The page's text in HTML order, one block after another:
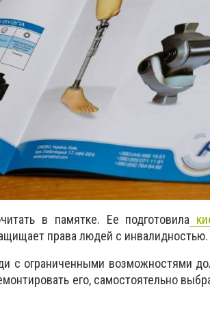
в памятке. Ее подготовила
права людей с инвалидностью.
с ограниченными возможностями
его, самостоятельно